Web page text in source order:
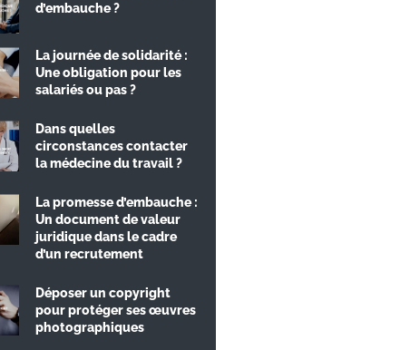
d’embauche ?
La journée de solidarité :
Une obligation pour les
salariés ou pas ?
Dans quelles
circonstances contacter
la médecine du travail ?
La promesse d’embauche :
Un document de valeur
juridique dans le cadre
d’un recrutement
Déposer un copyright
pour protéger ses œuvres
photographiques